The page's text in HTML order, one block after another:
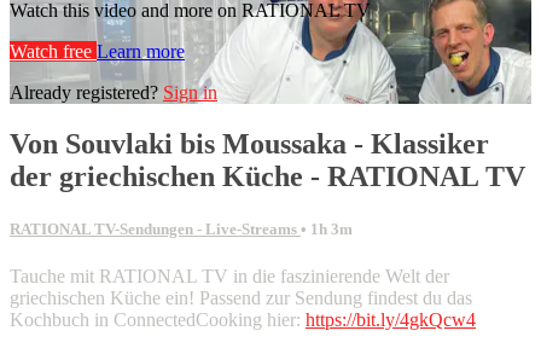
Watch this video and more on RATIONAL TV
Watch free Learn more
Already registered? Sign in
Von Souvlaki bis Moussaka - Klassiker
der griechischen Küche - RATIONAL TV
RATIONAL TV-Sendungen - Live-Streams • 1h 3m
Tauche mit RATIONAL TV in die faszinierende Welt der
griechischen Küche ein! Passend zur Sendung findest du das
Kochbuch in ConnectedCooking hier: https://bit.ly/4gkQcw4